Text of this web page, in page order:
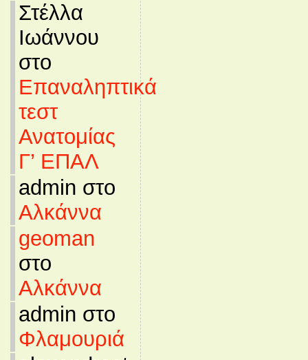
Στέλλα
Ιωάννου
στο
Επαναληπτικά
τεστ
Ανατομίας
Γ’ ΕΠΑΛ
admin στο
Αλκάννα
geoman
στο
Αλκάννα
admin στο
Φλαμουριά